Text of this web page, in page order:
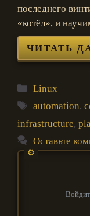
последнего
«котёл», и
ЧИТАТЬ
Рубрики
Linux
Метки
automation,
infrastructure,
Оставьте